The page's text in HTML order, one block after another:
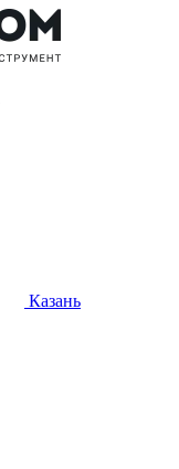
Казань